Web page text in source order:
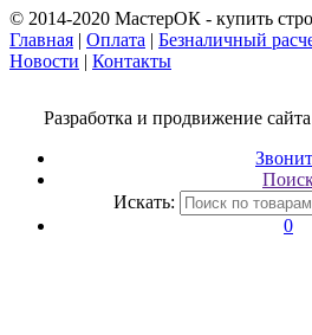
© 2014-2020 МастерОК - купить
Главная | Оплата | Безналичный
Новости | Контакты
Разработка и продвижение
Искать:
0